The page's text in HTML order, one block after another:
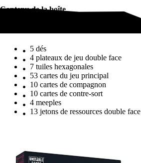
Contenu de la boîte
5 dés
4 plateaux de jeu double face
7 tuiles hexagonales
53 cartes du jeu principal
10 cartes de compagnon
10 cartes de contre-sort
4 meeples
13 jetons de ressources double face